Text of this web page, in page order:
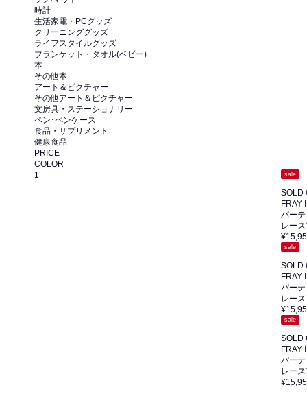
時計
生活家電・PCグッズ
クリーニンググッズ
ライフスタイルグッズ
ブランケット・タオル(ベビー)
本
その他本
アート＆ピクチャー
その他アート＆ピクチャー
文房具・ステーショナリー
ペン･ペンケース
食品・サプリメント
健康食品
PRICE
COLOR
sale
SOLD
FRAY
パー
レー
sale
SOLD
FRAY
パー
レー
sale
SOLD
FRAY
パー
レー
1